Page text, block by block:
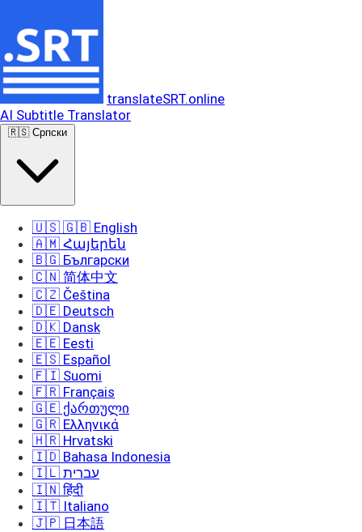
translateSRT.online
AI Subtitle Translator
🇷🇸 Српски
🇺🇸 🇬🇧 English
🇦🇲 Հայերեն
🇧🇬 Български
🇨🇳 简体中文
🇨🇿 Čeština
🇩🇪 Deutsch
🇩🇰 Dansk
🇪🇪 Eesti
🇪🇸 Español
🇫🇮 Suomi
🇫🇷 Français
🇬🇪 ქართული
🇬🇷 Ελληνικά
🇭🇷 Hrvatski
🇮🇩 Bahasa Indonesia
🇮🇱 עברית
🇮🇳 हिंदी
🇮🇹 Italiano
🇯🇵 日本語